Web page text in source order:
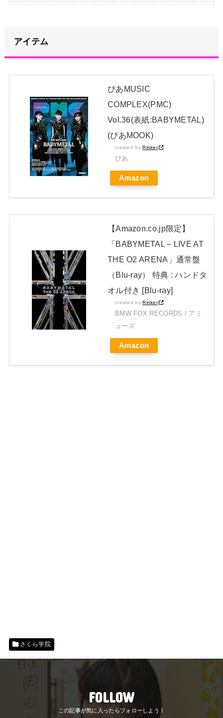
【画像】NHK 久保田祐佳アナ、ブラタモリでまさかの胸チラ
日向坂46・藤嶌果歩 1st写真集関連（会見・エピソード）
日向坂46・18thシングル発売決定！ NEW!
日本独自企画・限定生産盤「METAL FORTH (DELUXE
JAPAN EDITION)」着弾
【BABYMETAL】METAL FORTH DELUXE JAPAN EDITION
アイテム
ぴあMUSIC
COMPLEX(PMC)
Vol.36(表紙:BABYMETAL)
(ぴあMOOK)
created byRinker
ぴあ
Amazon
【Amazon.co.jp限定】
「BABYMETAL – LIVE AT
THE O2 ARENA」通常盤
（Blu-ray） 特典 : ハンドタ
オル付き [Blu-ray]
created byRinker
BMW FOX RECORDS / アミ
ューズ
Amazon
さくら学院
FOLLOW